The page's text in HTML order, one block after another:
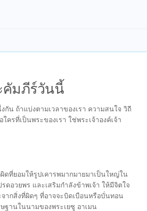
คัมภีร์วันนี้
กัน ถ้าแบ่งตามเวลาของเรา ความสนใจ วิถี
ครที่เป็นพระของเรา ใช่พระเจ้าองค์เจ้า
ดที่ยอมให้รูปเคารพมากมายมาเป็นใหญ่ใน
อวยพร และเสริมกำลังข้าพเจ้า ให้มีจิตใจ
ากสิ่งที่ผิดๆ ที่อาจจะบิดเบือนหรือบั่นทอน
ฐานในนามของพระเยซู อาเมน